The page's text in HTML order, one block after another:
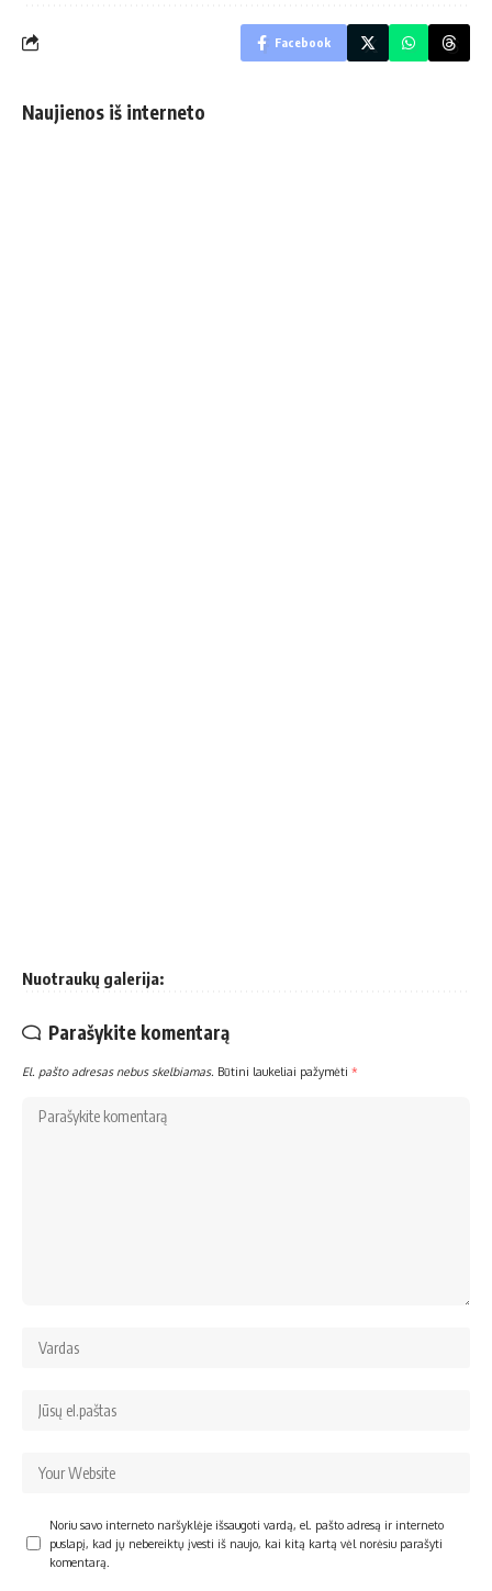
Facebook
Naujienos iš interneto
Nuotraukų galerija:
Parašykite komentarą
El. pašto adresas nebus skelbiamas. Būtini laukeliai pažymėti *
Noriu savo interneto naršyklėje išsaugoti vardą, el. pašto adresą ir interneto
puslapį, kad jų nebereiktų įvesti iš naujo, kai kitą kartą vėl norėsiu parašyti
komentarą.